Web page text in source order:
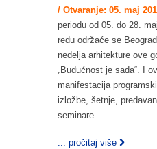
/ Otvaranje: 05. maj
periodu od 05. do 28.
redu održaće se
nedelja arhitekture ove
„Budućnost je sada“. I
manifestacija
izložbe, šetnje,
seminare...
... pročitaj više